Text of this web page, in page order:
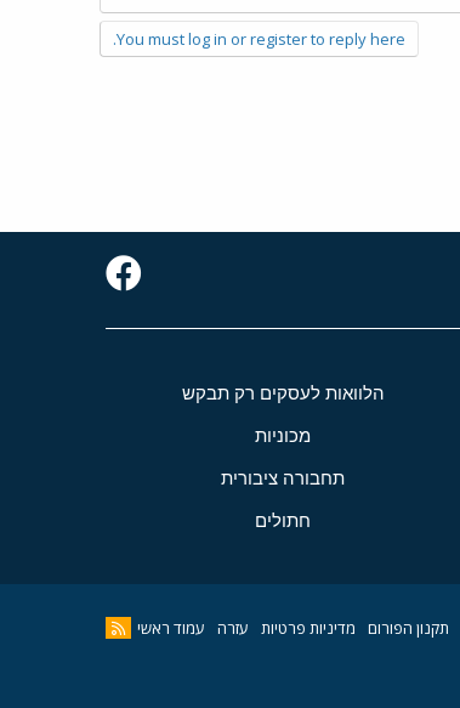
You must log in or register to reply here.
הלוואות לעסקים רק תבקש
מכוניות
תחבורה ציבורית
חתולים
תקנון הפורום מדיניות פרטיות עזרה עמוד ראשי